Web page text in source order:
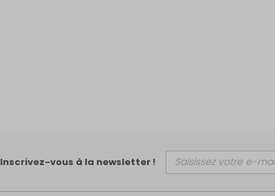
Inscrivez-vous à la newsletter !